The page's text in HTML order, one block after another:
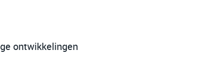
ontwikkelingen